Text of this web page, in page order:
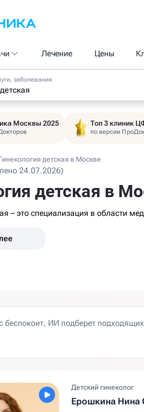
Лечение Цены
заболевания
Москвы 2025 Топ 3 клиник
по версии
детская в Москве
24.07.2026)
детская в
– это специализация в области
Детский гинеколог
Ерошкина Нина